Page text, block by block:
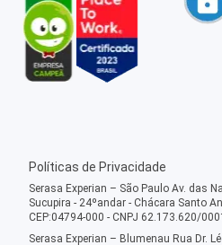
Políticas de Privacidade
Serasa Experian – São Paulo Av. das
Sucupira - 24ºandar - Chácara Santo
CEP:04794-000 - CNPJ 62.173.620/
Serasa Experian – Blumenau Rua Dr.